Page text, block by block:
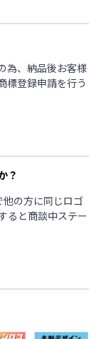
為、納品後お客様
標登録申請を行う
？
の方に同じロゴ
ると商談中ステー